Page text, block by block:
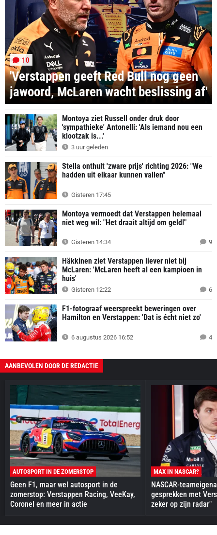
'Verstappen geeft Red Bull nog geen
jawoord, McLaren wacht beslissing af'
10
Montoya ziet Russell onder druk door
'sympathieke' Antonelli: 'Als iemand nou een
klootzak is...'
3 uur geleden
Stella onthult 'zware prijs' richting 2026: "We
hadden uit elkaar kunnen vallen"
Gisteren 17:45
Montoya vermoedt dat Verstappen helemaal
niet weg wil: "Het draait altijd om geld!"
Gisteren 14:34 9
Häkkinen ziet Verstappen liever niet bij
McLaren: 'McLaren heeft al een kampioen in
huis'
Gisteren 12:22 6
F1-fotograaf weerspreekt beweringen over
Hamilton en Verstappen: 'Dat is écht niet zo'
6 augustus 2026 16:52 4
AANBEVOLEN DOOR DE REDACTIE
AUTOSPORT IN DE ZOMERSTOP
Geen F1, maar wel autosport in de
zomerstop: Verstappen Racing, VeeKay,
Coronel en meer in actie
MAX IN NASCAR?
NASCAR-
gesprekken met
zeker op zijn radar"